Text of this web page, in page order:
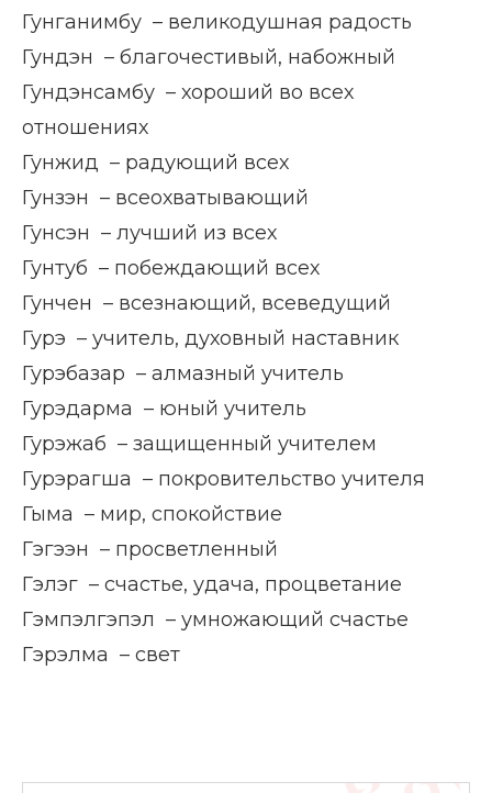
Гунганимбу – великодушная радость
Гундэн – благочестивый, набожный
Гундэнсамбу – хороший во всех
отношениях
Гунжид – радующий всех
Гунзэн – всеохватывающий
Гунсэн – лучший из всех
Гунтуб – побеждающий всех
Гунчен – всезнающий, всеведущий
Гурэ – учитель, духовный наставник
Гурэбазар – алмазный учитель
Гурэдарма – юный учитель
Гурэжаб – защищенный учителем
Гурэрагша – покровительство учителя
Гыма – мир, спокойствие
Гэгээн – просветленный
Гэлэг – счастье, удача, процветание
Гэмпэлгэпэл – умножающий счастье
Гэрэлма – свет